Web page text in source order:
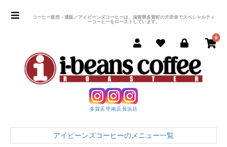
コーヒー販売・通販／アイビーンズコーヒーは、滋賀県多賀町の片田舎でスペシャルティ
ーコーヒーをローストしています。
0
多賀店甲南店長浜店
アイビーンズコーヒーのメニュー一覧